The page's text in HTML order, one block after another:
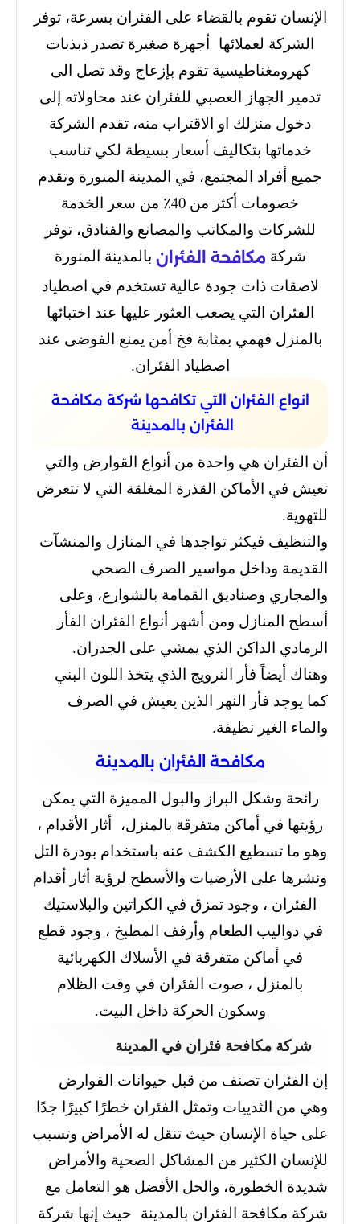
الإنسان تقوم بالقضاء على الفئران بسرعة،توفر
الشركة لعملائها أجهزة صغيرة تصدر ذبذبات
كهرومغناطيسية تقوم بإزعاج وقد تصل الى
تدمير الجهاز العصبي للفئران عند محاولاته إلى
دخول منزلك او الاقتراب منه، تقدم الشركة
خدماتها بتكاليف أسعار بسيطة لكي تناسب
جميع أفراد المجتمع، في المدينة المنورة وتقدم
خصومات أكثر من 40٪ من سعر الخدمة
للشركات والمكاتب والمصانع والفنادق،توفر
شركة مكافحة الفئران بالمدينة المنورة
لاصقات ذات جودة عالية تستخدم في اصطياد
الفئران التي يصعب العثور عليها عند اختبائها
بالمنزل فهمي بمثابة فخ أمن يمنع الفوضى عند
اصطياد الفئران.
انواع الفئران التي تكافحها شركة مكافحة
الفئران بالمدينة
أن الفئران هي واحدة من أنواع القوارض والتي
تعيش في الأماكن القذرة المغلقة التي لا تتعرض
للتهوية.
والتنظيف فيكثر تواجدها في المنازل والمنشآت
القديمة وداخل مواسير الصرف الصحي
والمجاري وصناديق القمامة بالشوارع، وعلى
أسطح المنازل ومن أشهر أنواع الفئران الفأر
الرمادي الداكن الذي يمشي على الجدران.
وهناك أيضاً فأر النرويج الذي يتخذ اللون البني
كما يوجد فأر النهر الذين يعيش في الصرف
والماء الغير نظيفة.
مكافحة الفئران بالمدينة
رائحة وشكل البراز والبول المميزة التي يمكن
رؤيتها في أماكن متفرقة بالمنزل، أثار الأقدام ،
وهو ما تسطيع الكشف عنه باستخدام بودرة التل
ونشرها على الأرضيات والأسطح لرؤية أثار أقدام
الفئران ، وجود تمزق في الكراتين والبلاستيك
في دواليب الطعام وأرفف المطبخ ، وجود قطع
في أماكن متفرقة في الأسلاك الكهربائية
بالمنزل ، صوت الفئران في وقت الظلام
وسكون الحركة داخل البيت.
شركة مكافحة فئران في المدينة
إن الفئران تصنف من قبل حيوانات القوارض
وهي من الثدييات وتمثل الفئران خطرًا كبيرًا جدًا
على حياة الإنسان حيث تنقل له الأمراض وتسبب
للإنسان الكثير من المشاكل الصحية والأمراض
شديدة الخطورة، والحل الأفضل هو التعامل مع
شركة مكافحة الفئران بالمدينة حيث إنها شركة